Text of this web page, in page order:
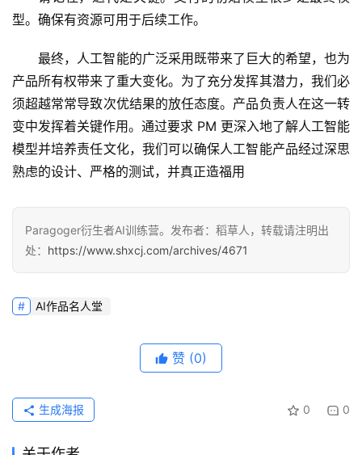
型。确保有资源可用于后续工作。
最终，人工智能的广泛采用既带来了巨大的希望，也为
产品所有权带来了重大变化。为了充分发挥其潜力，我们必
须超越常常导致次优结果的放任态度。产品负责人在这一转
变中发挥着关键作用。通过要求 PM 更深入地了解人工智能
模型并培养责任文化，我们可以确保人工智能产品经过深思
熟虑的设计、严格的测试，并真正造福用
Paragoger衍生者AI训练营。发布者：稻草人，转载请注明出
处： https://www.shxcj.com/archives/4671
AI作品名人堂
赞 (0)
0 0
生成海报